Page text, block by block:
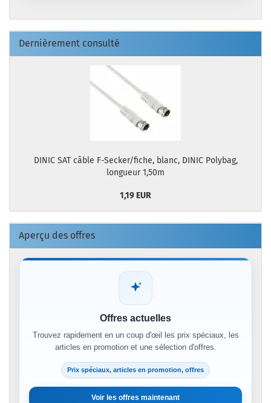
Dernièrement consulté
DINIC SAT câble F-Secker/fiche, blanc, DINIC Polybag,
longueur 1,50m
1,19 EUR
Aperçu des offres
Offres actuelles
Trouvez rapidement en un coup d'œil les prix spéciaux, les
articles en promotion et une sélection d'offres.
Prix spéciaux, articles en promotion, offres
Voir les offres maintenant